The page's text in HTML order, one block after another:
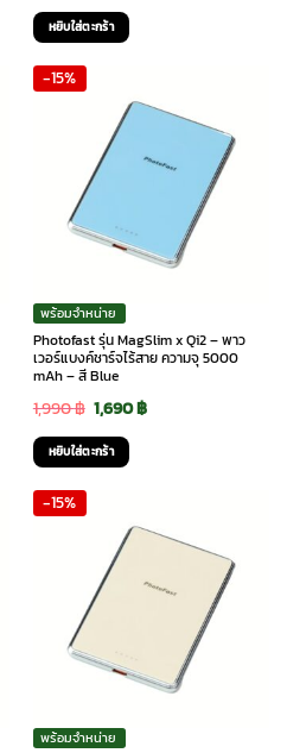
price
was:
หยิบใส่ตะกร้า
-15%
พร้อมจำหน่าย
Photofast รุ่น MagSlim x Qi2 – พาว
เวอร์แบงค์ชาร์จไร้สาย ความจุ 5000
mAh – สี Blue
1,990฿ Original
price
was:
1,690฿Current
หยิบใส่ตะกร้า
-15%
พร้อมจำหน่าย